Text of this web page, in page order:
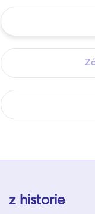
z historie